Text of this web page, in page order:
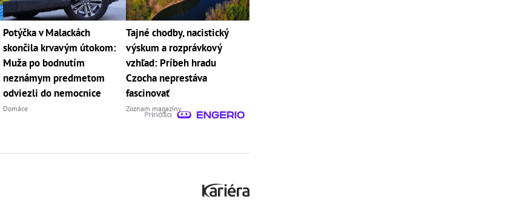
Potýčka v Malackách
skončila krvavým útokom:
Muža po bodnutím
neznámym predmetom
odviezli do nemocnice
Domáce
Tajné chodby, nacistický
výskum a rozprávkový
vzhľad: Príbeh hradu
Czocha neprestáva
fascinovať
Zoznam magazíny